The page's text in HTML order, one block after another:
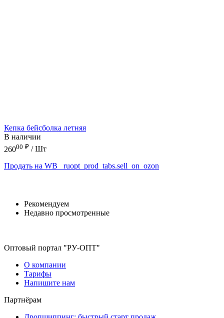
Кепка бейсболка летняя
В наличии
26000 ₽ / Шт
Продать на WB
_ruopt_prod_tabs.sell_on_ozon
Рекомендуем
Недавно просмотренные
Оптовый портал "РУ-ОПТ"
О компании
Тарифы
Напишите нам
Партнёрам